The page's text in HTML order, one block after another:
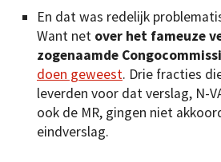
En dat was redelijk
Want net over het fameuze
zogenaamde
doen geweest. Drie fracties
leverden voor dat verslag, N-
ook de MR, gingen niet
eindverslag.